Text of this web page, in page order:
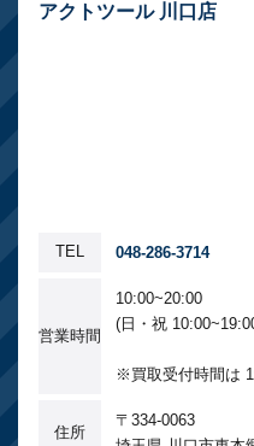
アクトツール 川口店
TEL 048-286-3714
営業時間
10:00~20:00
(日・祝
※買取受付時間は
住所
〒334-0063